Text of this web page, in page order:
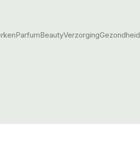
ParfumBeautyVerzorgingGezondheid